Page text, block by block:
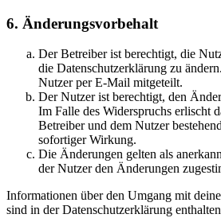
6. Änderungsvorbehalt
Der Betreiber ist berechtigt, die
die Datenschutzerklärung zu
Nutzer per E-Mail mitgeteilt.
Der Nutzer ist berechtigt, den
Im Falle des Widerspruchs erlischt
Betreiber und dem Nutzer
sofortiger Wirkung.
Die Änderungen gelten als
der Nutzer den Änderungen
Informationen über den Umgang mit
sind in der Datenschutzerklärung